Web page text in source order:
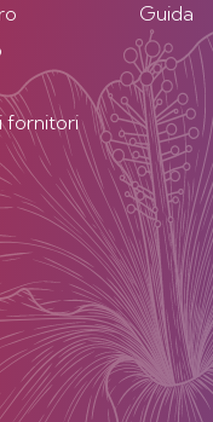
fornitori
Guida